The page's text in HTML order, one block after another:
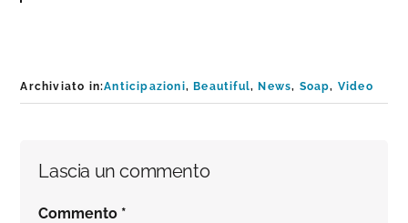
Archiviato in:Anticipazioni,Beautiful,News, Soap, Video
Interazioni
del
Lascia un commento
Commento *